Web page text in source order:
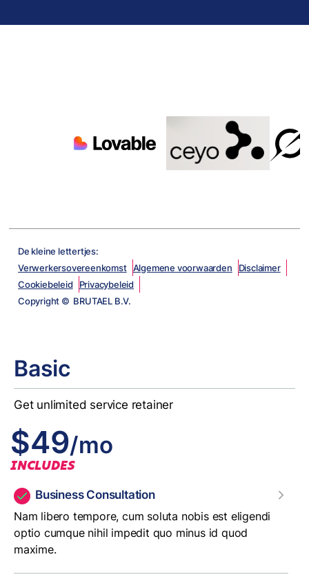
De kleine lettertjes:
Verwerkersovereenkomst Algemene voorwaarden
Disclaimer
Cookiebeleid
Privacybeleid
Copyright © BRUTAEL B.V.
Basic
Get unlimited service retainer
$49/mo
INCLUDES
Business Consultation
Nam libero tempore, cum soluta nobis est eligendi
optio cumque nihil impedit quo minus id quod
maxime.